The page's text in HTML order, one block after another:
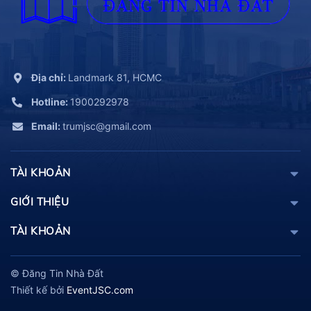
Địa chỉ: Landmark 81, HCMC
Hotline: 1900292978
Email: trumjsc@gmail.com
TÀI KHOẢN
GIỚI THIỆU
TÀI KHOẢN
© Đăng Tin Nhà Đất
Thiết kế bởi EventJSC.com